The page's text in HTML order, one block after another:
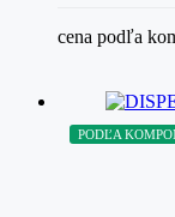
cena podľa
PODĽA